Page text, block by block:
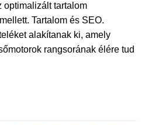
optimalizált tartalom
Tartalom és SEO.
alakítanak ki, amely
rangsorának élére tud